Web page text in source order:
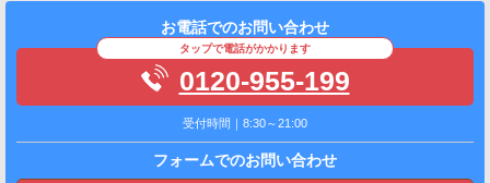
お電話でのお問い合わせ
タップで電話がかかります
0120-955-199
受付時間｜8:30～21:00
フォームでのお問い合わせ